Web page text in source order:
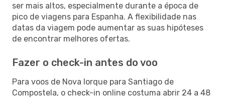
ser mais altos, especialmente durante a época de
pico de viagens para Espanha. A flexibilidade nas
datas da viagem pode aumentar as suas hipóteses
de encontrar melhores ofertas.
Fazer o check-in antes do voo
Para voos de Nova Iorque para Santiago de
Compostela, o check-in online costuma abrir 24 a 48